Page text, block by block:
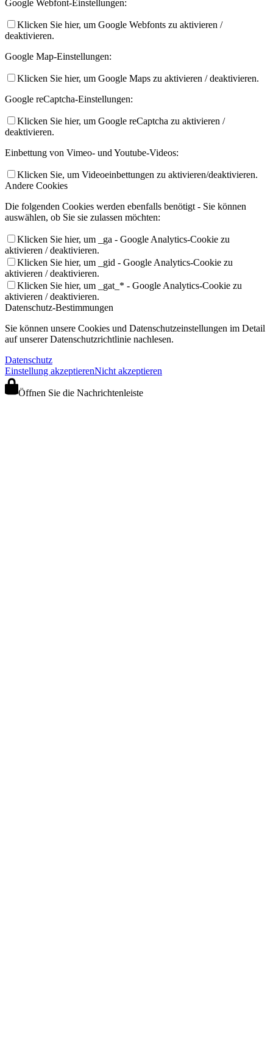
Google Webfont-Einstellungen:
Klicken Sie hier, um Google Webfonts zu aktivieren /
deaktivieren.
Google Map-Einstellungen:
Klicken Sie hier, um Google Maps zu aktivieren / deaktivieren.
Google reCaptcha-Einstellungen:
Klicken Sie hier, um Google reCaptcha zu aktivieren /
deaktivieren.
Einbettung von Vimeo- und Youtube-Videos:
Klicken Sie, um Videoeinbettungen zu aktivieren/deaktivieren.
Andere Cookies
Die folgenden Cookies werden ebenfalls benötigt - Sie können
auswählen, ob Sie sie zulassen möchten:
Klicken Sie hier, um _ga - Google Analytics-Cookie zu
aktivieren / deaktivieren.
Klicken Sie hier, um _gid - Google Analytics-Cookie zu
aktivieren / deaktivieren.
Klicken Sie hier, um _gat_* - Google Analytics-Cookie zu
aktivieren / deaktivieren.
Datenschutz-Bestimmungen
Sie können unsere Cookies und Datenschutzeinstellungen im Detail
auf unserer Datenschutzrichtlinie nachlesen.
Datenschutz
Einstellung akzeptierenNicht akzeptieren
Öffnen Sie die Nachrichtenleiste